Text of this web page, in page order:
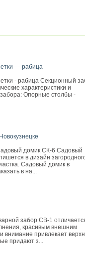
— рабица
- рабица Секционный
характеристики и
Опорные столбы -
домик СК-6 Садовый
в дизайн
Садовый домик в
в на...
забор СВ-1
красивым внешним
внимание привлекает
придают з...